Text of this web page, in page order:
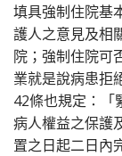
填具強制住院基
護人之意見及相
院；強制住院可
業就是說病患拒
42條也規定：「
病人權益之保護
置之日起二日內